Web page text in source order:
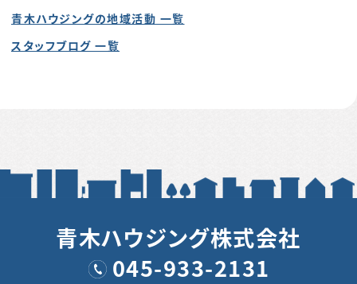
青木ハウジングの地域活動 一覧
スタッフブログ 一覧
青木ハウジング株式会社
045-933-2131